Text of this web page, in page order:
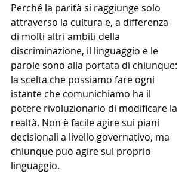
Perché la parità si raggiunge solo
attraverso la cultura e, a differenza
di molti altri ambiti della
discriminazione, il linguaggio e le
parole sono alla portata di chiunque:
la scelta che possiamo fare ogni
istante che comunichiamo ha il
potere rivoluzionario di modificare la
realtà. Non è facile agire sui piani
decisionali a livello governativo, ma
chiunque può agire sul proprio
linguaggio.